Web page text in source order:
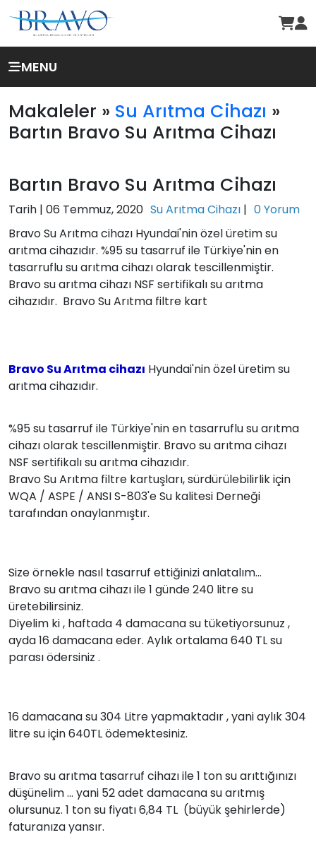
MENU
Makaleler » Su Arıtma Cihazı »
Bartın Bravo Su Arıtma Cihazı
Bartın Bravo Su Arıtma Cihazı
Tarih | 06 Temmuz, 2020 Su Arıtma Cihazı | 0 Yorum
Bravo Su Arıtma cihazı Hyundai'nin özel üretim su
arıtma cihazıdır. %95 su tasarruf ile Türkiye'nin en
tasarruflu su arıtma cihazı olarak tescillenmiştir.
Bravo su arıtma cihazı NSF sertifikalı su arıtma
cihazıdır. Bravo Su Arıtma filtre kart
Bravo Su Arıtma cihazı Hyundai'nin özel üretim su
arıtma cihazıdır.
%95 su tasarruf ile Türkiye'nin en tasarruflu su arıtma
cihazı olarak tescillenmiştir. Bravo su arıtma cihazı
NSF sertifikalı su arıtma cihazıdır.
Bravo Su Arıtma filtre kartuşları, sürdürülebilirlik için
WQA / ASPE / ANSI S-803'e Su kalitesi Derneği
tarafından onaylanmıştır.
Size örnekle nasıl tasarruf ettiğinizi anlatalım...
Bravo su arıtma cihazı ile 1 günde 240 litre su
üretebilirsiniz.
Diyelim ki , haftada 4 damacana su tüketiyorsunuz ,
ayda 16 damacana eder. Aylık ortalama 640 TL su
parası ödersiniz .
16 damacana su 304 Litre yapmaktadır , yani aylık 304
litre su için 640TL ödemektesiniz.
Bravo su arıtma tasarruf cihazı ile 1 ton su arıttığınızı
düşünelim ... yani 52 adet damacana su arıtmış
olursunuz. 1 ton su fiyatı 6,84 TL (büyük şehirlerde)
faturanıza yansır.